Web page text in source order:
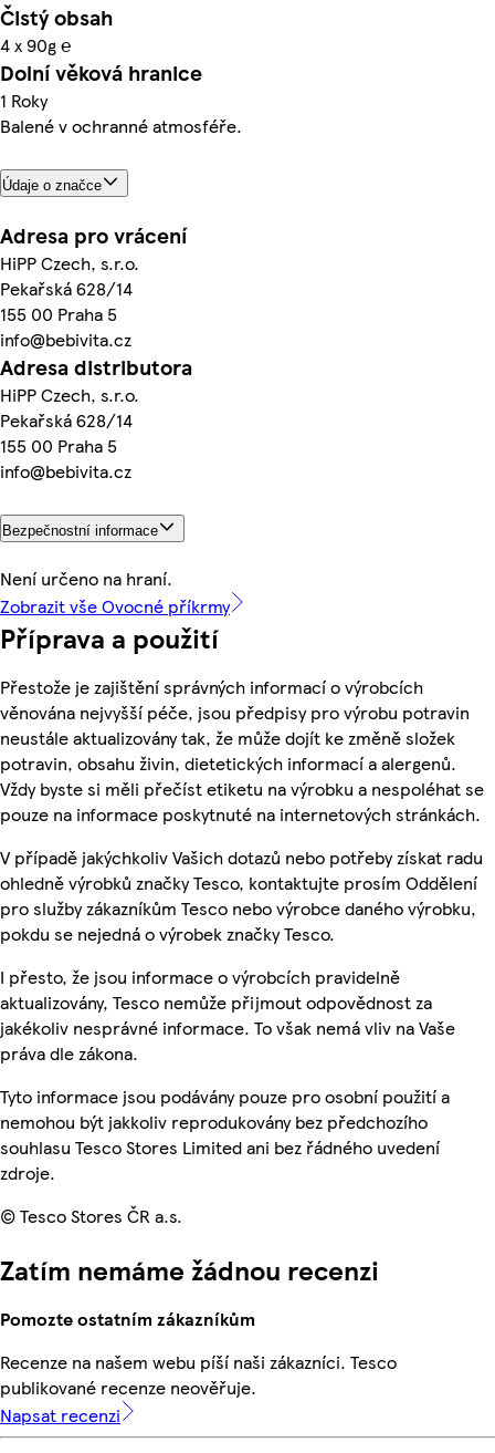
Čistý obsah
4 x 90g ℮
Dolní věková hranice
1 Roky
Balené v ochranné atmosféře.
Údaje o značce
Adresa pro vrácení
HiPP Czech, s.r.o.
Pekařská 628/14
155 00 Praha 5
info@bebivita.cz
Adresa distributora
HiPP Czech, s.r.o.
Pekařská 628/14
155 00 Praha 5
info@bebivita.cz
Bezpečnostní informace
Není určeno na hraní.
Zobrazit vše Ovocné příkrmy
Příprava a použití
Přestože je zajištění správných informací o výrobcích
věnována nejvyšší péče, jsou předpisy pro výrobu potravin
neustále aktualizovány tak, že může dojít ke změně složek
potravin, obsahu živin, dietetických informací a alergenů.
Vždy byste si měli přečíst etiketu na výrobku a nespoléhat se
pouze na informace poskytnuté na internetových stránkách.
V případě jakýchkoliv Vašich dotazů nebo potřeby získat radu
ohledně výrobků značky Tesco, kontaktujte prosím Oddělení
pro služby zákazníkům Tesco nebo výrobce daného výrobku,
pokdu se nejedná o výrobek značky Tesco.
I přesto, že jsou informace o výrobcích pravidelně
aktualizovány, Tesco nemůže přijmout odpovědnost za
jakékoliv nesprávné informace. To však nemá vliv na Vaše
práva dle zákona.
Tyto informace jsou podávány pouze pro osobní použití a
nemohou být jakkoliv reprodukovány bez předchozího
souhlasu Tesco Stores Limited ani bez řádného uvedení
zdroje.
© Tesco Stores ČR a.s.
Zatím nemáme žádnou recenzi
Pomozte ostatním zákazníkům
Recenze na našem webu píší naši zákazníci. Tesco
publikované recenze neověřuje.
Napsat recenzi